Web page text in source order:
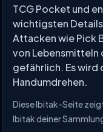
TCG Pocket und
wichtigsten Details
Attacken wie Pick
von Lebensmitteln
gefährlich. Es wird
Handumdrehen.
Diese Ibitak-Seite
Ibitak deiner